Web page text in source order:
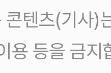
콘텐츠(기사)
용 등을 금지